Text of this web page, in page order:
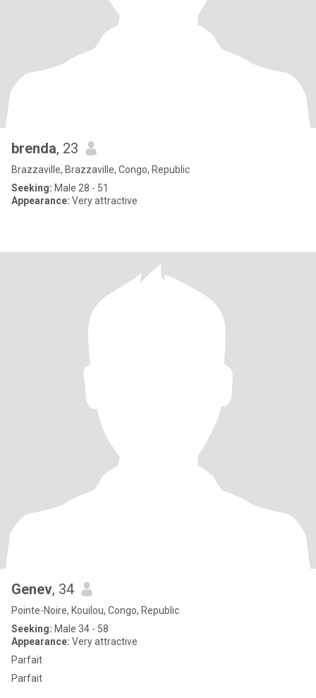
brenda, 23
Brazzaville, Brazzaville, Congo, Republic
Seeking: Male 28 - 51
Appearance: Very attractive
Genev, 34
Pointe-Noire, Kouilou, Congo, Republic
Seeking: Male 34 - 58
Appearance: Very attractive
Parfait
Parfait